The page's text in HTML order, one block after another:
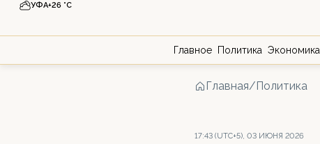
УФА+26 °С
Главное Политика Экономика
Главная/Политика
17:43 (UTC+5), 03 ИЮНЯ 2026